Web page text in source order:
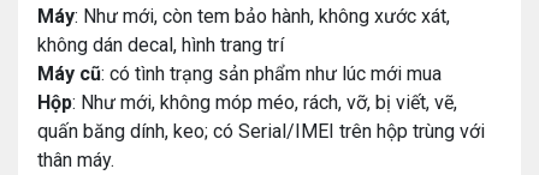
Máy: Như mới, còn tem bảo hành, không xước xát,
không dán decal, hình trang trí
Máy cũ: có tình trạng sản phẩm như lúc mới mua
Hộp: Như mới, không móp méo, rách, vỡ, bị viết, vẽ,
quấn băng dính, keo; có Serial/IMEI trên hộp trùng với
thân máy.